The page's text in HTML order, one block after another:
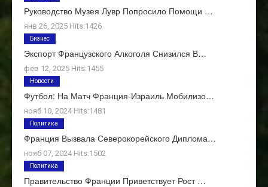
Руководство Музея Лувр Попросило Помощи …
янв 26, 2025 Hits:1426
Экспорт Французского Алкоголя Снизился В…
фев 12, 2025 Hits:1455
Бизнес
Футбол: На Матч Франция-Израиль Мобилизо…
нояб 10, 2024 Hits:1481
Новости
Франция Вызвала Северокорейского Диплома…
нояб 07, 2024 Hits:1502
Политика
Правительство Франции Приветствует Рост …
Политика